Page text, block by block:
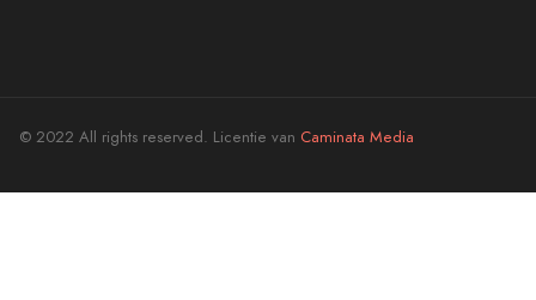
© 2022 All rights reserved. Licentie van Caminata Media